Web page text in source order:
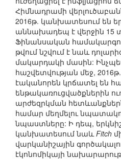
Հիմնադրամի
2016թ. կանխատեսում են
աննախադեպ է վերջին
Ֆինանսական
թվում նշվում է նաև
մակարդակի մասին:
հաշվետվության մեջ,
էականորեն կրճատել են
ենթակառուցվածքներին
արժեզրկման
համար մեղմելու
նպաստները: Ի դեպ,
կանխատեսում նաևFitch
վարկանիշային
էկոնոմիկայի